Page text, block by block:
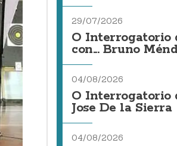
29/07/2026
O Interrogatorio
con... Bruno
04/08/2026
O Interrogatorio
Jose De la Sierra
04/08/2026